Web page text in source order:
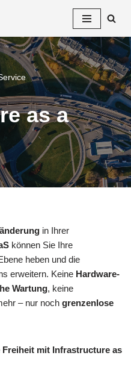
as a
in Ihrer
können Sie Ihre
heben und die
erweitern. Keine Hardware-
Wartung, keine
– nur noch grenzenlose
mit Infrastructure as